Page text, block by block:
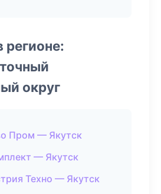
регионе:
округ
Пром — Якутск
— Якутск
Техно — Якутск